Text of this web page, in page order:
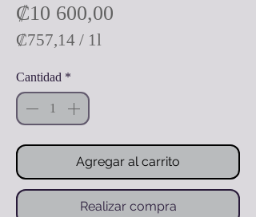
₡10 600,00
₡757,14 / 1l
por
1
Litro
Cantidad *
Agregar al carrito
Realizar compra